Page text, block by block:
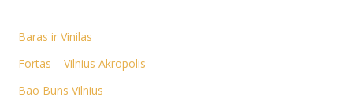
Baras ir Vinilas
Fortas – Vilnius Akropolis
Bao Buns Vilnius